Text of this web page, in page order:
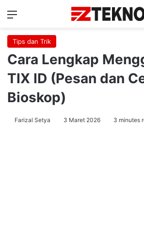
Menu
Tips dan Trik
Cara Lengkap
TIX ID (Pesan dan
Bioskop)
Farizal Setya 3 Maret 2026 3 minutes